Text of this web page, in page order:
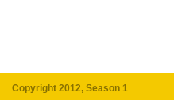
Copyright 2012, Season 1